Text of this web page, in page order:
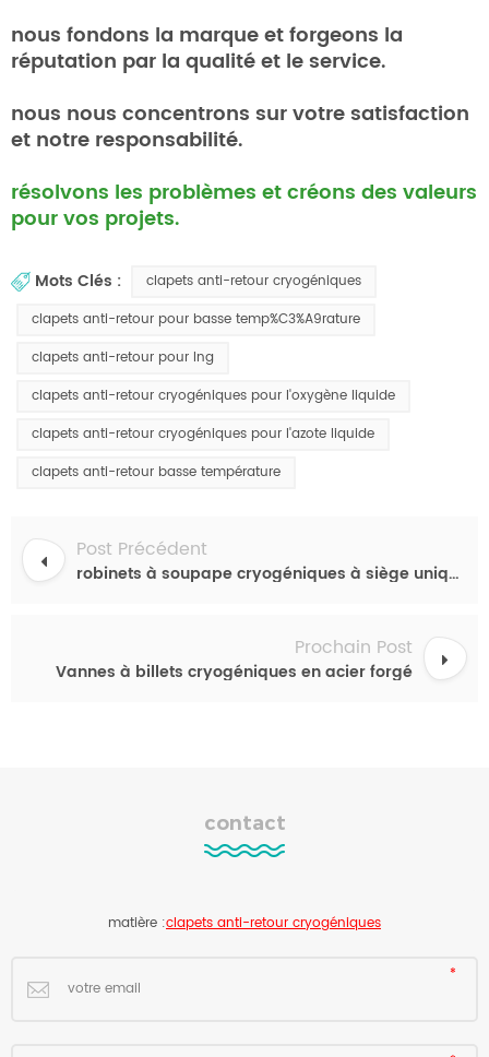
nous fondons la marque et forgeons la
réputation par la qualité et le service.
nous nous concentrons sur votre satisfaction
et notre responsabilité.
résolvons les problèmes et créons des valeurs
pour vos projets.
Mots Clés :
clapets anti-retour cryogéniques
clapets anti-retour pour basse temp%C3%A9rature
clapets anti-retour pour lng
clapets anti-retour cryogéniques pour l'oxygène liquide
clapets anti-retour cryogéniques pour l'azote liquide
clapets anti-retour basse température
Post Précédent
robinets à soupape cryogéniques à siège unique
Prochain Post
Vannes à billets cryogéniques en acier forgé
contact
matière :clapets anti-retour cryogéniques